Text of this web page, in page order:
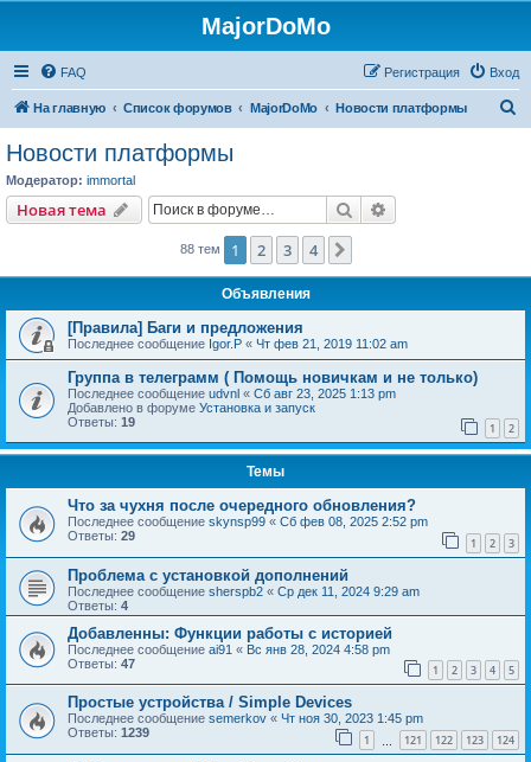
MajorDoMo
FAQ Вход
Регистрация
На главную Список форумов MajorDoMo Новости платформы
Новости платформы
Модератор: immortal
Новая тема Поиск
88 тем 1 2 3 4
Объявления
[Правила] Баги и предложения
Последнее сообщение Igor.P « Чт фев 21, 2019 11:02 am
Группа в телеграмм ( Помощь новичкам и не только)
Последнее сообщение udvnl « Сб авг 23, 2025 1:13 pm
Добавлено в форуме Установка и запуск
Ответы: 19 1 2
Темы
Что за чухня после очередного обновления?
Последнее сообщение skynsp99 « Сб фев 08, 2025 2:52 pm
Ответы: 29 1 2 3
Проблема с установкой дополнений
Последнее сообщение sherspb2 « Ср дек 11, 2024 9:29 am
Ответы: 4
Добавленны: Функции работы с историей
Последнее сообщение ai91 « Вс янв 28, 2024 4:58 pm
Ответы: 47 1 2 3 4 5
Простые устройства / Simple Devices
Последнее сообщение semerkov « Чт ноя 30, 2023 1:45 pm
Ответы: 1239 1 121 122 123 124